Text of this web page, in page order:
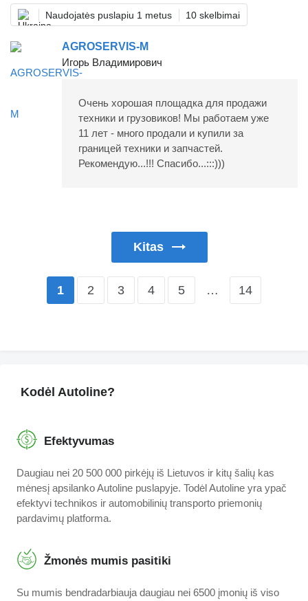
Naudojatės puslapiu 1 metus 10 skelbimai
AGROSERVIS-M
Игорь Владимирович
Очень хорошая площадка для продажи
техники и грузовиков! Мы работаем уже
11 лет - много продали и купили за
границей техники и запчастей.
Рекомендую...!!! Спасибо...:::)))
Kitas
1 2 3 4 5 … 14
Kodėl Autoline?
Efektyvumas
Daugiau nei 20 500 000 pirkėjų iš Lietuvos ir kitų šalių kas
mėnesį apsilanko Autoline puslapyje. Todėl Autoline yra ypač
efektyvi technikos ir automobilinių transporto priemonių
pardavimų platforma.
Žmonės mumis pasitiki
Su mumis bendradarbiauja daugiau nei 6500 įmonių iš viso